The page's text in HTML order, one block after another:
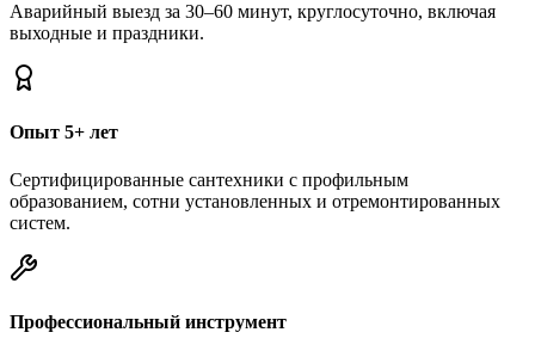
Аварийный выезд за 30–60 минут, круглосуточно, включая
выходные и праздники.
Опыт 5+ лет
Сертифицированные сантехники с профильным
образованием, сотни установленных и отремонтированных
систем.
Профессиональный инструмент